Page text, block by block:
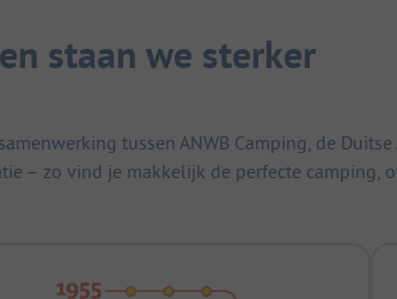
staan we sterker
tussen ANWB Camping, de
– zo vind je makkelijk de perfecte camping,